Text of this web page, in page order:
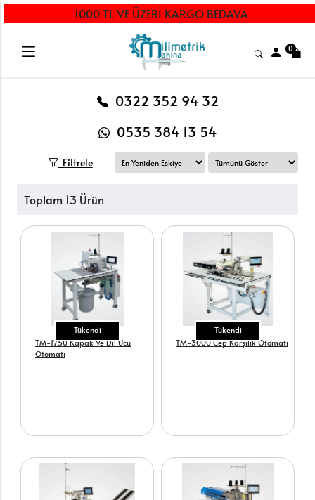
1000 TL VE ÜZERİ KARGO BEDAVA
0
0322 352 94 32
0535 384 13 54
Filtrele
Toplam 13 Ürün
Tükendi
TM-1750 Kapak Ve Dil Ucu
Otomatı
Tükendi
TM-3000 Cep Karşılık Otomatı